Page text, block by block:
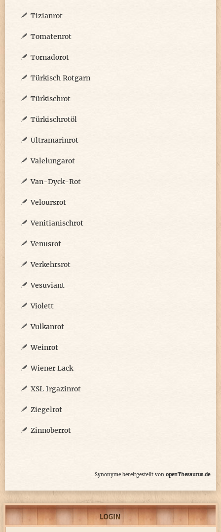
Tizianrot
Tomatenrot
Tornadorot
Türkisch Rotgarn
Türkischrot
Türkischrotöl
Ultramarinrot
Valelungarot
Van-Dyck-Rot
Veloursrot
Venitianischrot
Venusrot
Verkehrsrot
Vesuviant
Violett
Vulkanrot
Weinrot
Wiener Lack
XSL Irgazinrot
Ziegelrot
Zinnoberrot
Synonyme bereitgestellt von openThesaurus.de